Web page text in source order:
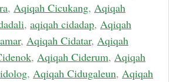
, Aqiqah Cicukang, Aqiqah
, aqiqah cidadap, Aqiqah
, Aqiqah Cidatar, Aqiqah
, Aqiqah Ciderum, Aqiqah
, Aqiqah Cidugaleun, Aqiqah